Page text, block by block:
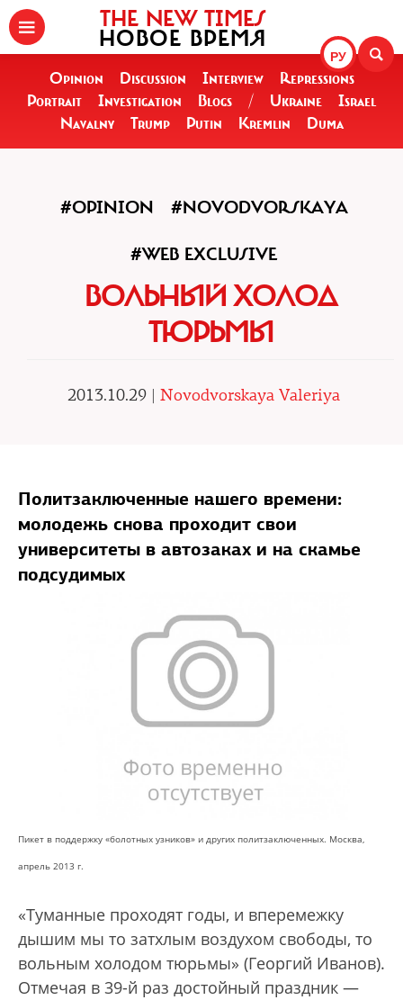
РУ
THE NEW TIMES
НОВОЕ ВРЕМЯ
Opinion Discussion Interview
Repressions
Portrait
Investigation Blogs / Ukraine
Israel
Navalny
Trump Putin Kremlin Duma
#OPINION #NOVODVORSKAYA
#WEB EXCLUSIVE
ВОЛЬНЫЙ ХОЛОД
ТЮРЬМЫ
2013.10.29 | Novodvorskaya Valeriya
Политзаключенные нашего времени:
молодежь снова проходит свои
университеты в автозаках и на скамье
подсудимых
Пикет в поддержку «болотных узников» и других политзаключенных. Москва,
апрель 2013 г.
«Туманные проходят годы, и вперемежку
дышим мы то затхлым воздухом свободы, то
вольным холодом тюрьмы» (Георгий Иванов).
Отмечая в 39-й раз достойный праздник —